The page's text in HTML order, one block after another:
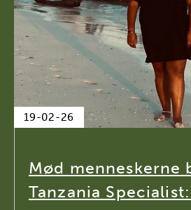
19-02-26
Mød menneskerne
Tanzania